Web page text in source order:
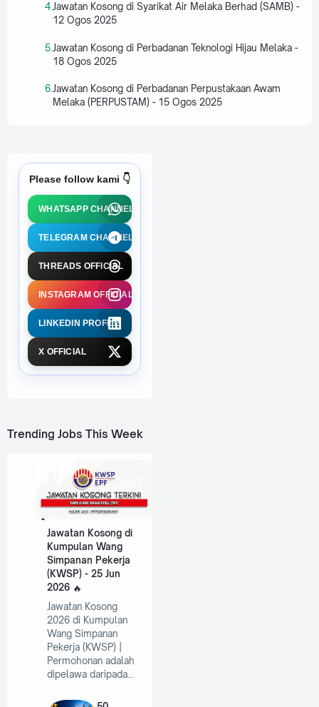
Jawatan Kosong di Syarikat Air Melaka Berhad (SAMB) -
12 Ogos 2025
Jawatan Kosong di Perbadanan Teknologi Hijau Melaka -
18 Ogos 2025
Jawatan Kosong di Perbadanan Perpustakaan Awam
Melaka (PERPUSTAM) - 15 Ogos 2025
Please follow kami 👇
WHATSAPP CHANNEL
TELEGRAM CHANNEL
THREADS OFFICIAL
INSTAGRAM OFFICIAL
LINKEDIN PROFILE
X OFFICIAL
Trending Jobs This Week
Jawatan Kosong di
Kumpulan Wang
Simpanan Pekerja
(KWSP) - 25 Jun
2026
Jawatan Kosong
2026 di Kumpulan
Wang Simpanan
Pekerja (KWSP) |
Permohonan adalah
dipelawa daripada…